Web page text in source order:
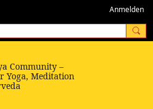
Anmelden